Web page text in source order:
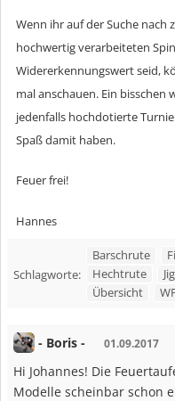
Wenn ihr auf der Suche nach
hochwertig verarbeiteten
Widererkennungswert seid,
mal anschauen. Ein bisschen
jedenfalls hochdotierte
Spaß damit haben.
Feuer frei!
Hannes
Schlagworte:
Barschrute
Hechtrute
Übersicht
- Boris - 01.09.2017
Hi Johannes! Die
Modelle scheinbar schon